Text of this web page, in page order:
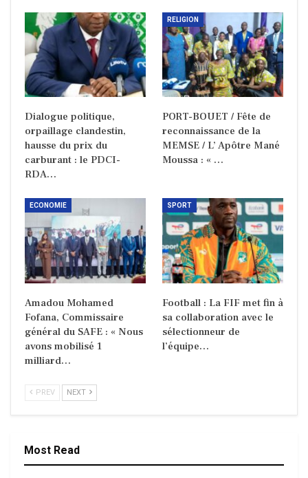
Dialogue politique,
orpaillage clandestin,
hausse du prix du
carburant : le PDCI-
RDA…
RELIGION
PORT-BOUET / Fête de
reconnaissance de la
MEMSE / L’ Apôtre Mané
Moussa : « …
ECONOMIE
Amadou Mohamed
Fofana, Commissaire
général du SAFE : « Nous
avons mobilisé 1
milliard…
SPORT
Football : La FIF met fin à
sa collaboration avec le
sélectionneur de
l’équipe…
PREV NEXT
Most Read